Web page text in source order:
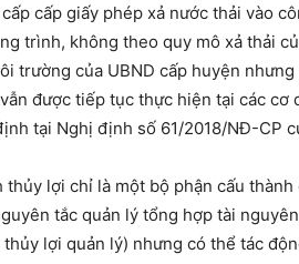
cấp giấy phép xả nước thải vào
trình, không theo quy mô xả thải
trường của UBND cấp huyện
được tiếp tục thực hiện tại các
tại Nghị định số 61/2018/NĐ-CP
thủy lợi chỉ là một bộ phận cấu
tắc quản lý tổng hợp tài
lợi quản lý) nhưng có thể tác